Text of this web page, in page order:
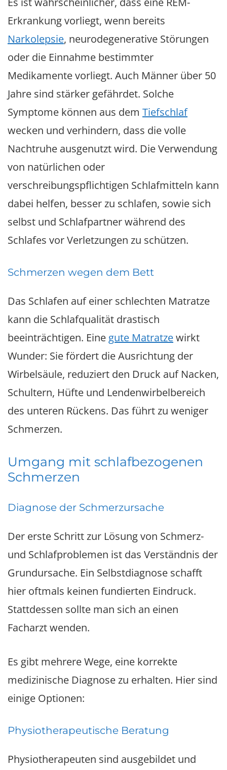
Erkrankung vorliegt, wenn bereits
Narkolepsie, neurodegenerative Störungen
oder die Einnahme bestimmter
Medikamente vorliegt. Auch Männer über 50
Jahre sind stärker gefährdet. Solche
Symptome können aus dem Tiefschlaf
wecken und verhindern, dass die volle
Nachtruhe ausgenutzt wird. Die Verwendung
von natürlichen oder
verschreibungspflichtigen Schlafmitteln kann
dabei helfen, besser zu schlafen, sowie sich
selbst und Schlafpartner während des
Schlafes vor Verletzungen zu schützen.
Schmerzen wegen dem Bett
Das Schlafen auf einer schlechten Matratze
kann die Schlafqualität drastisch
beeinträchtigen. Eine gute Matratzewirkt
Wunder: Sie fördert die Ausrichtung der
Wirbelsäule, reduziert den Druck auf Nacken,
Schultern, Hüfte und Lendenwirbelbereich
des unteren Rückens. Das führt zu weniger
Schmerzen.
Umgang mit schlafbezogenen
Schmerzen
Diagnose der Schmerzursache
Der erste Schritt zur Lösung von Schmerz-
und Schlafproblemen ist das Verständnis der
Grundursache. Ein Selbstdiagnose schafft
hier oftmals keinen fundierten Eindruck.
Stattdessen sollte man sich an einen
Facharzt wenden.
Es gibt mehrere Wege, eine korrekte
medizinische Diagnose zu erhalten. Hier sind
einige Optionen:
Physiotherapeutische Beratung
Physiotherapeuten sind ausgebildet und